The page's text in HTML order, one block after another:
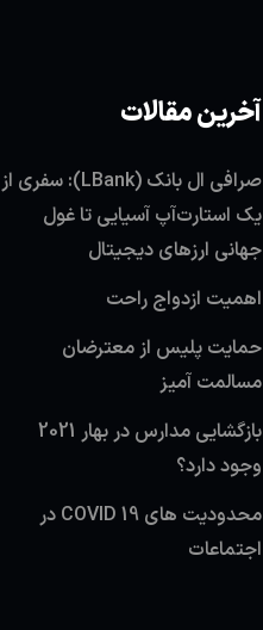
آخرین مقالات
صرافی ال بانک (LBank): سفری از
یک استارت‌آپ آسیایی تا غول
جهانی ارزهای دیجیتال
اهمیت ازدواج راحت
حمایت پلیس از معترضان
مسالمت آمیز
بازگشایی مدارس در بهار 2021
وجود دارد؟
محدودیت های COVID 19 در
اجتماعات